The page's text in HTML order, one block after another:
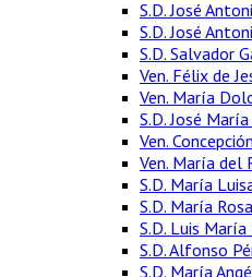
S.D. José
S.D. José
S.D. Salvador
Ven. Félix de
Ven. María
S.D. José
Ven.
Ven. María del
S.D. María
S.D. María
S.D. Luis
S.D. Alfonso
S.D. María